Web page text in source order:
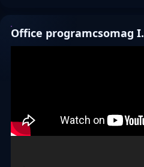
Office programcsomag I.